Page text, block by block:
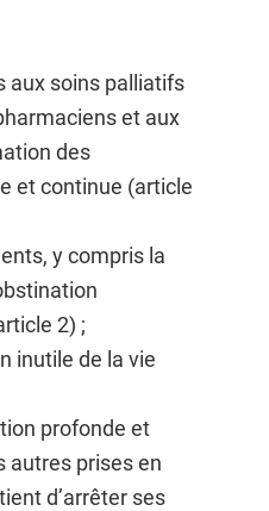
aux soins palliatifs
et aux
des
et continue (article
y compris la
2) ;
inutile de la vie
profonde et
autres prises en
d’arrêter ses